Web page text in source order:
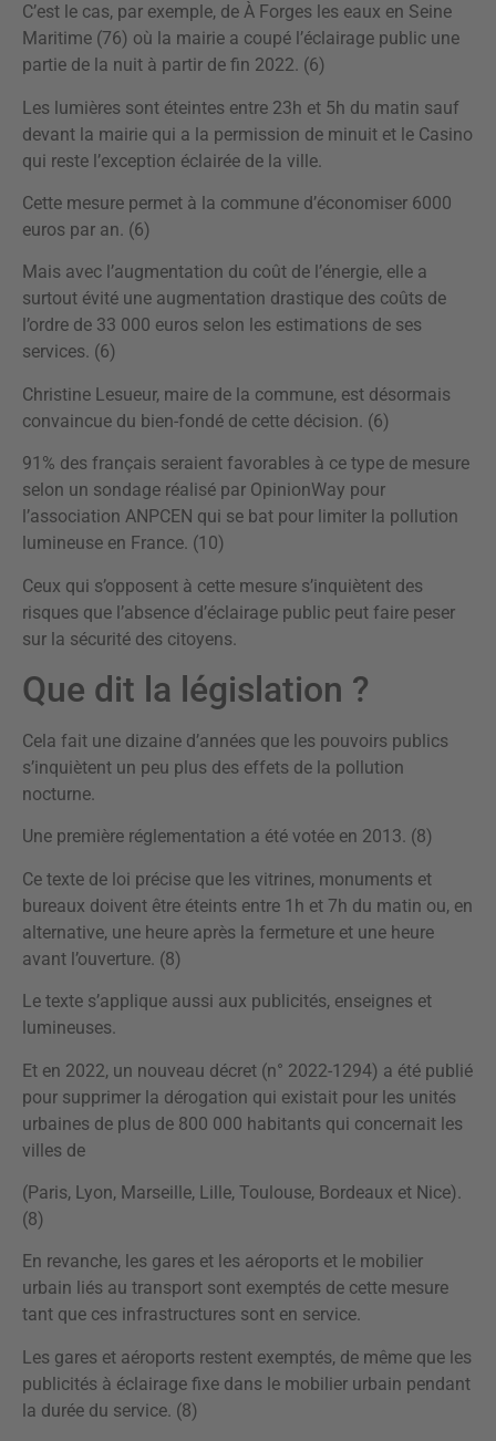
C’est le cas, par exemple, de À Forges les eaux en Seine
Maritime (76) où la mairie a coupé l’éclairage public une
partie de la nuit à partir de fin 2022. (6)
Les lumières sont éteintes entre 23h et 5h du matin sauf
devant la mairie qui a la permission de minuit et le Casino
qui reste l’exception éclairée de la ville.
Cette mesure permet à la commune d’économiser 6000
euros par an. (6)
Mais avec l’augmentation du coût de l’énergie, elle a
surtout évité une augmentation drastique des coûts de
l’ordre de 33 000 euros selon les estimations de ses
services. (6)
Christine Lesueur, maire de la commune, est désormais
convaincue du bien-fondé de cette décision. (6)
91% des français seraient favorables à ce type de mesure
selon un sondage réalisé par OpinionWay pour
l’association ANPCEN qui se bat pour limiter la pollution
lumineuse en France. (10)
Ceux qui s’opposent à cette mesure s’inquiètent des
risques que l’absence d’éclairage public peut faire peser
sur la sécurité des citoyens.
Que dit la législation ?
Cela fait une dizaine d’années que les pouvoirs publics
s’inquiètent un peu plus des effets de la pollution
nocturne.
Une première réglementation a été votée en 2013. (8)
Ce texte de loi précise que les vitrines, monuments et
bureaux doivent être éteints entre 1h et 7h du matin ou, en
alternative, une heure après la fermeture et une heure
avant l’ouverture. (8)
Le texte s’applique aussi aux publicités, enseignes et
lumineuses.
Et en 2022, un nouveau décret (n° 2022-1294) a été publié
pour supprimer la dérogation qui existait pour les unités
urbaines de plus de 800 000 habitants qui concernait les
villes de
(Paris, Lyon, Marseille, Lille, Toulouse, Bordeaux et Nice).
(8)
En revanche, les gares et les aéroports et le mobilier
urbain liés au transport sont exemptés de cette mesure
tant que ces infrastructures sont en service.
Les gares et aéroports restent exemptés, de même que les
publicités à éclairage fixe dans le mobilier urbain pendant
la durée du service. (8)